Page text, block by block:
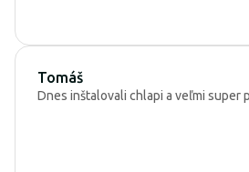
Tomáš
Dnes inštalovali chlapi a veľmi super